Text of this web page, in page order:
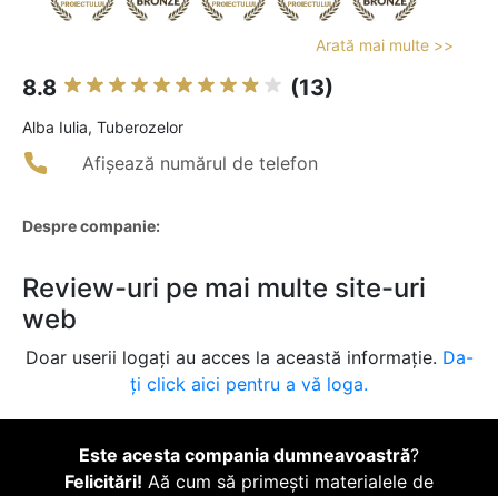
Arată mai multe >>
8.8 (13)
Alba Iulia, Tuberozelor
Afișează numărul de telefon
Despre companie:
Review-uri pe mai multe site-uri
web
Doar userii logați au acces la această informație. Da-
ți click aici pentru a vă loga.
Este acesta compania dumneavoastră?
Felicitări! Aă cum să primești materialele de